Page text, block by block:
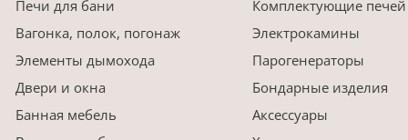
Печи для бани
Комплектующие печей
Вагонка, полок, погонаж
Электрокамины
Элементы дымохода
Парогенераторы
Двери и окна
Бондарные изделия
Банная мебель
Аксессуары